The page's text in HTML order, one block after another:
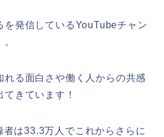
を発信しているYouTubeチャン
。
れる面白さや働く人からの共感
きています！
は33.3万人でこれからさらに